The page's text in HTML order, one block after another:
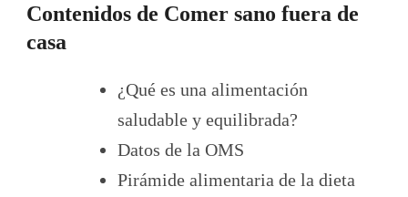
Contenidos de Comer sano fuera de
casa
¿Qué es una alimentación
saludable y equilibrada?
Datos de la OMS
Pirámide alimentaria de la dieta